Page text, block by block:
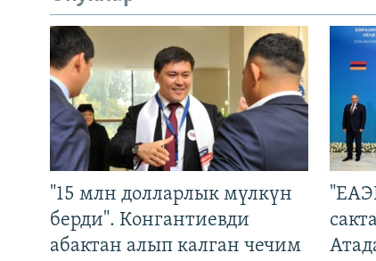
"15 млн долларлык мүлкүн
берди". Конгантиевди
абактан алып калган чечим